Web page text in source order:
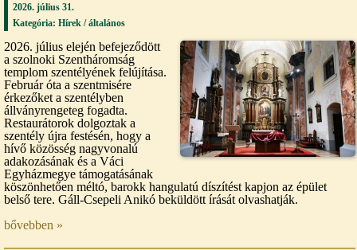
2026. július 31.
Kategória: Hírek /általános
2026. július elején befejeződött
a szolnoki Szentháromság
templom szentélyének felújítása.
Február óta a szentmisére
érkezőket a szentélyben
állványrengeteg fogadta.
Restaurátorok dolgoztak a
szentély újra festésén, hogy a
hívő közösség nagyvonalú
adakozásának és a Váci
Egyházmegye támogatásának
köszönhetően méltó, barokk hangulatú díszítést kapjon az épület
belső tere. Gáll-Csepeli Anikó beküldött írását olvashatják.
bővebben »